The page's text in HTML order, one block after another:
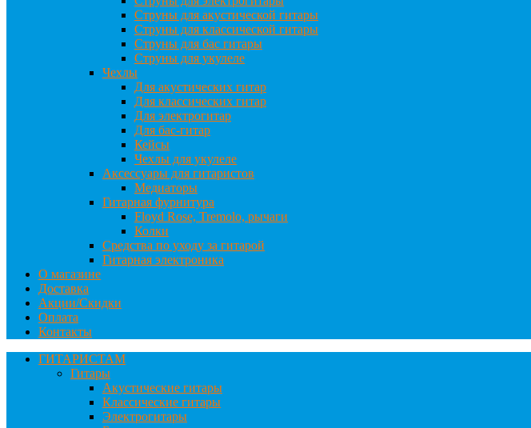
Струны для акустической гитары
Струны для классической гитары
Струны для бас гитары
Струны для укулеле
Чехлы
Для акустических гитар
Для классических гитар
Для электрогитар
Для бас-гитар
Кейсы
Чехлы для укулеле
Аксессуары для гитаристов
Медиаторы
Гитарная фурнитура
Floyd Rose, Tremolo, рычаги
Колки
Средства по уходу за гитарой
Гитарная электроника
О магазине
Доставка
Акции/Скидки
Оплата
Контакты
ГИТАРИСТАМ
Гитары
Акустические гитары
Классические гитары
Электрогитары